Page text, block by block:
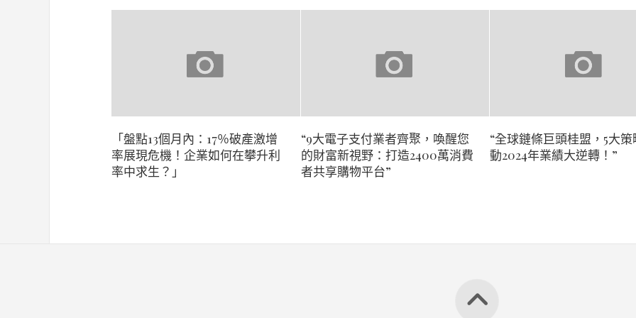
「盤點13個月內：17％破產激增
率展現危機！企業如何在攀升利
率中求生？」
“9大電子支付業者齊聚，喚醒您
的財富新視野：打造2400萬消費
者共享購物平台”
“全球鏈條巨頭桂盟，5大
動2024年業績大逆轉！”